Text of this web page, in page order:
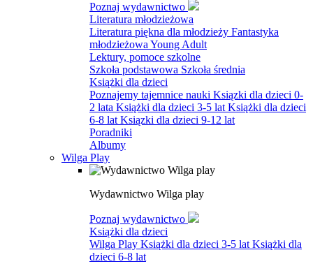
Poznaj wydawnictwo
Literatura młodzieżowa
Literatura piękna dla młodzieży Fantastyka
młodzieżowa Young Adult
Lektury, pomoce szkolne
Szkoła podstawowa Szkoła średnia
Książki dla dzieci
Poznajemy tajemnice nauki Ksiązki dla dzieci 0-
2 lata Książki dla dzieci 3-5 lat Książki dla dzieci
6-8 lat Ksiązki dla dzieci 9-12 lat
Poradniki
Albumy
Wilga Play
Wydawnictwo Wilga play
Poznaj wydawnictwo
Książki dla dzieci
Wilga Play Książki dla dzieci 3-5 lat Książki dla
dzieci 6-8 lat